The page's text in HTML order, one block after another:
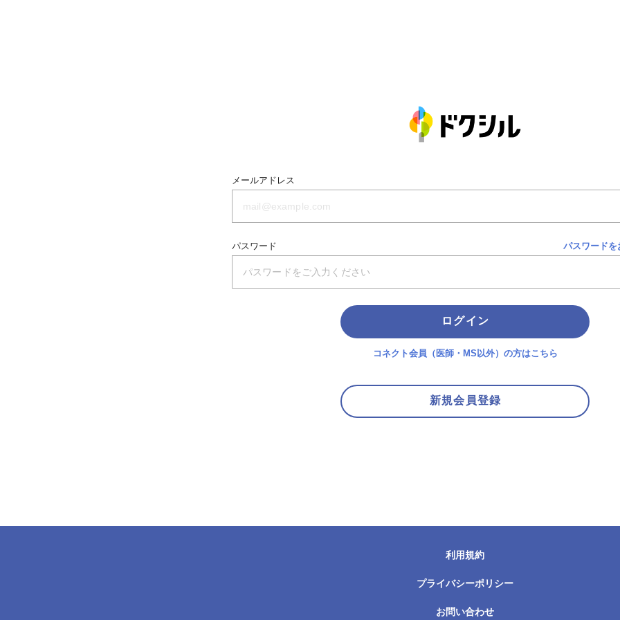
メールアドレス
パスワード パスワードを
ログイン
コネクト会員（医師・MS以外）の方はこちら
新規会員登録
利用規約
プライバシーポリシー
お問い合わせ